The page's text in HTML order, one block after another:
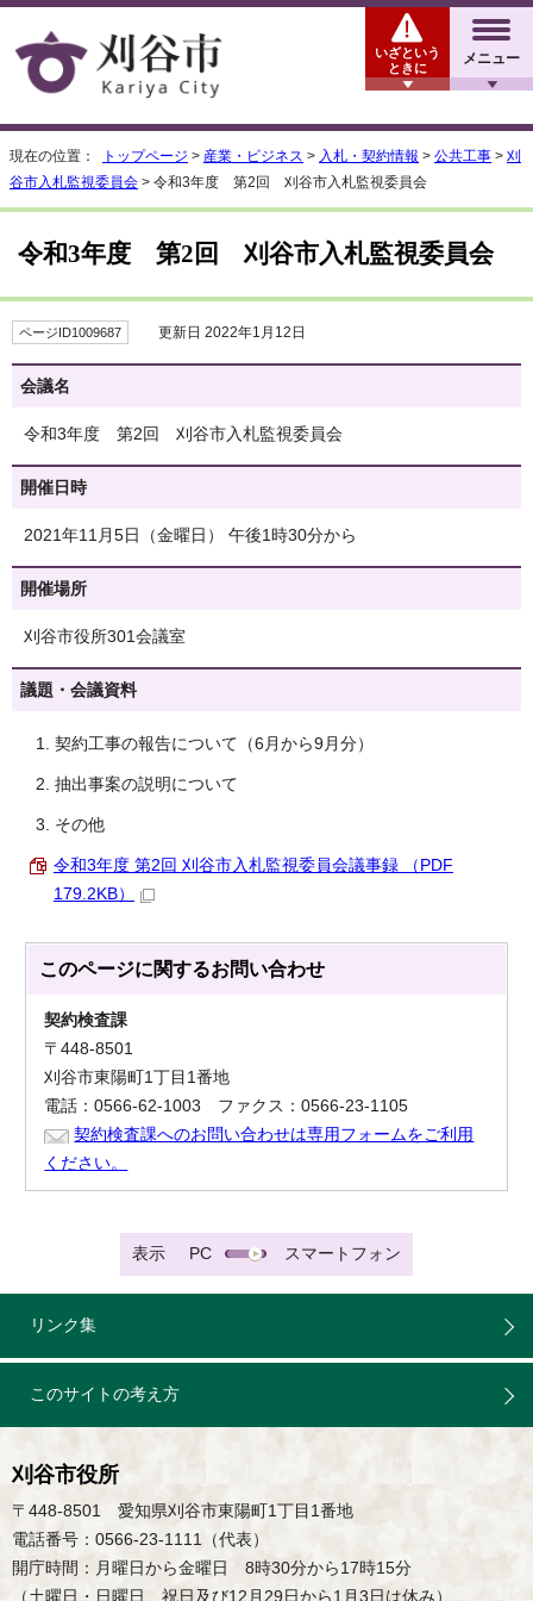
メニュー
いざという
ときに
現在の位置： トップページ > 産業・ビジネス > 入札・契約情報 > 公共工事 > 刈
谷市入札監視委員会 > 令和3年度 第2回 刈谷市入札監視委員会
令和3年度 第2回 刈谷市入札監視委員会
ページID1009687 更新日 2022年1月12日
会議名
令和3年度 第2回 刈谷市入札監視委員会
開催日時
2021年11月5日（金曜日） 午後1時30分から
開催場所
刈谷市役所301会議室
議題・会議資料
契約工事の報告について（6月から9月分）
抽出事案の説明について
その他
令和3年度 第2回 刈谷市入札監視委員会議事録 （PDF
179.2KB）
このページに関するお問い合わせ
契約検査課
〒448-8501
刈谷市東陽町1丁目1番地
電話：0566-62-1003 ファクス：0566-23-1105
契約検査課へのお問い合わせは専用フォームをご利用
ください。
表示 PC スマートフォン
リンク集
このサイトの考え方
刈谷市役所
〒448-8501 愛知県刈谷市東陽町1丁目1番地
電話番号：0566-23-1111（代表）
開庁時間：月曜日から金曜日 8時30分から17時15分
（土曜日・日曜日、祝日及び12月29日から1月3日は休み）